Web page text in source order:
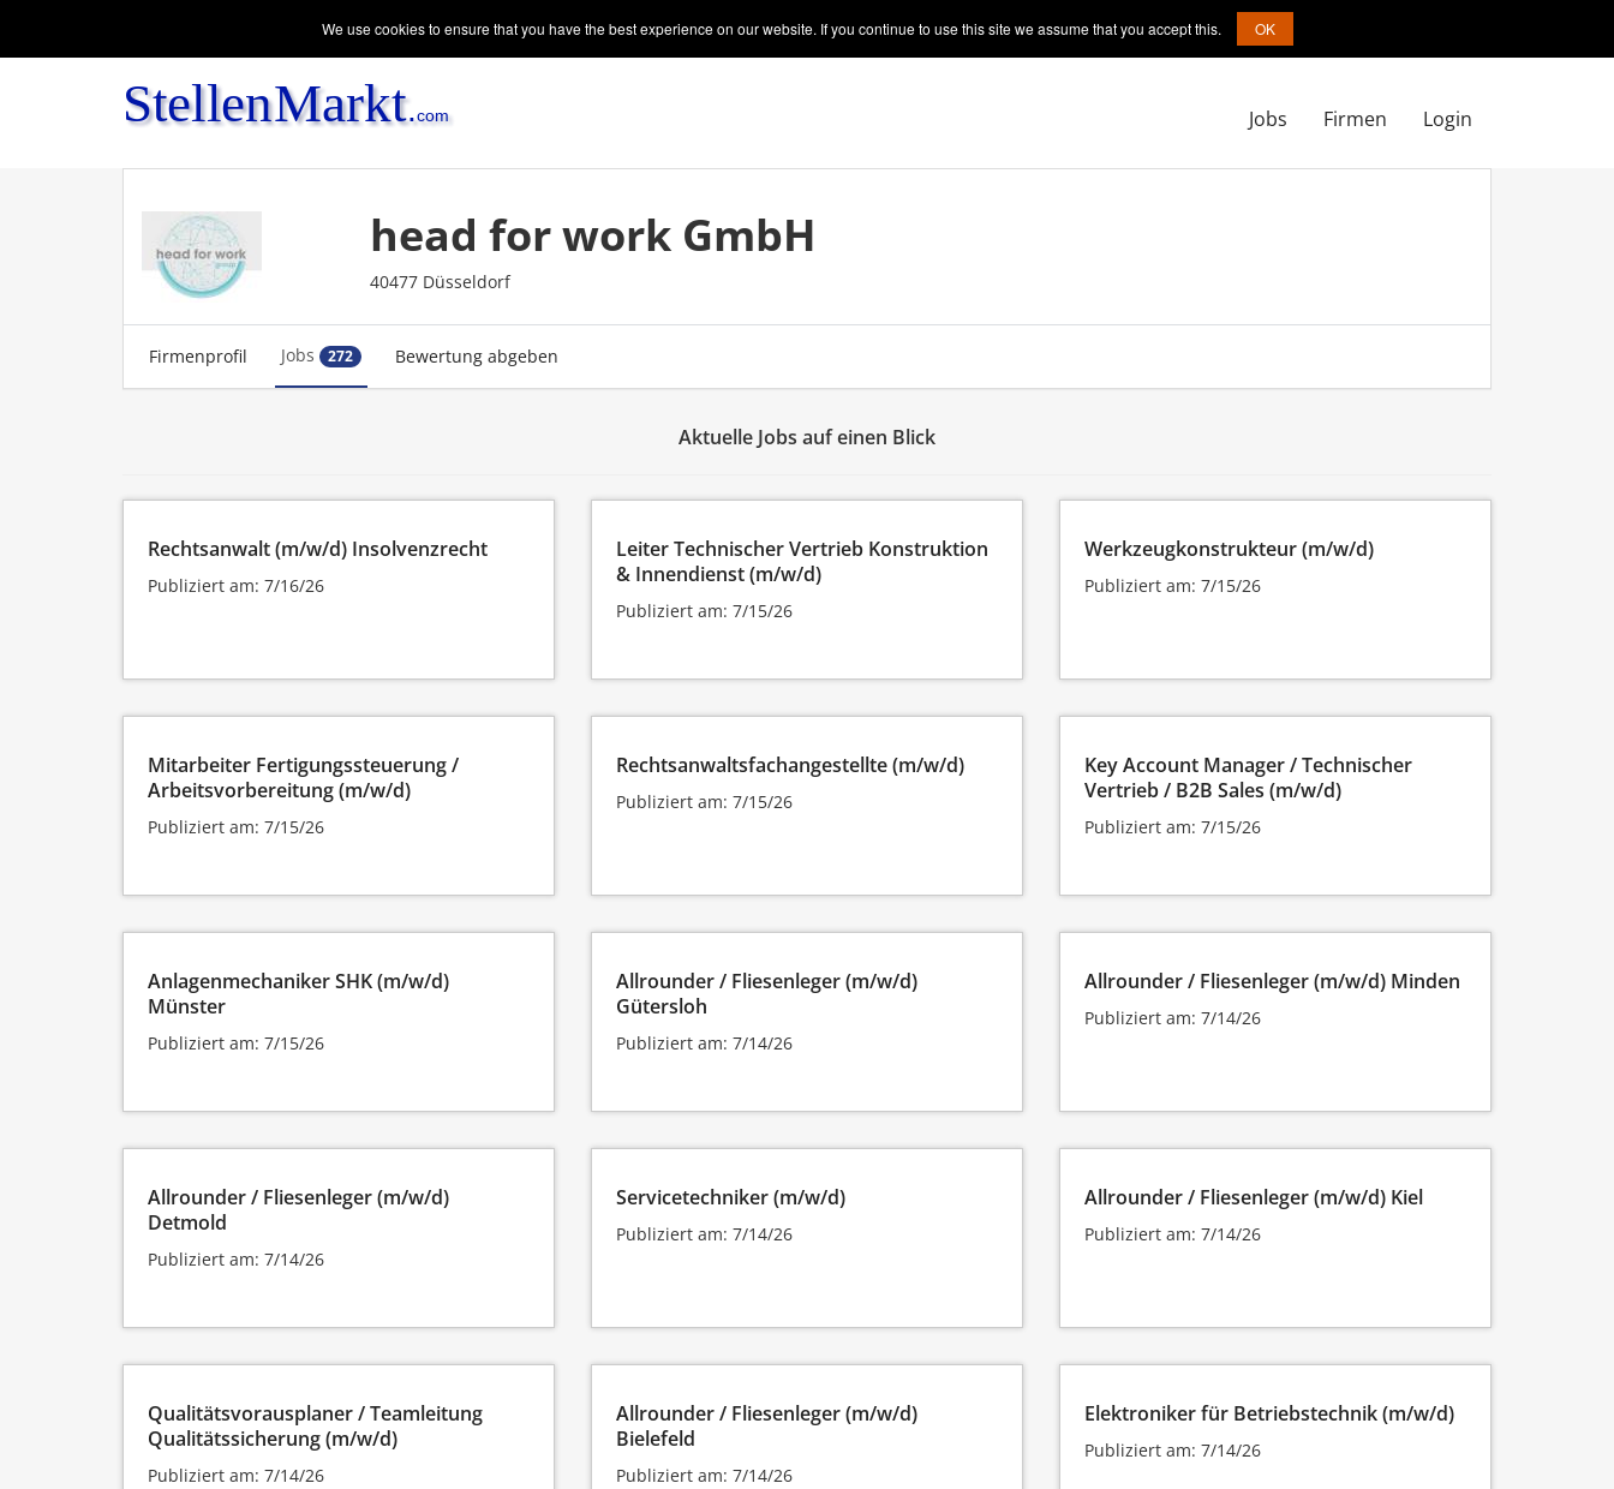
Login
Jobs Firmen
head for work GmbH
40477 Düsseldorf
Firmenprofil Jobs 272 Bewertung abgeben
Aktuelle Jobs auf einen Blick
Rechtsanwalt (m/w/d) Insolvenzrecht
Publiziert am: 7/16/26
Leiter Technischer Vertrieb Konstruktion
& Innendienst (m/w/d)
Publiziert am: 7/15/26
Werkzeugkonstrukteur (m/w/d)
Publiziert am: 7/15/26
Mitarbeiter Fertigungssteuerung /
Arbeitsvorbereitung (m/w/d)
Publiziert am: 7/15/26
Rechtsanwaltsfachangestellte (m/w/d)
Publiziert am: 7/15/26
Key Account Manager / Technischer
Vertrieb / B2B Sales (m/w/d)
Publiziert am: 7/15/26
Anlagenmechaniker SHK (m/w/d)
Münster
Publiziert am: 7/15/26
Allrounder / Fliesenleger (m/w/d)
Gütersloh
Publiziert am: 7/14/26
Allrounder / Fliesenleger (m/w/d) Minden
Publiziert am: 7/14/26
Allrounder / Fliesenleger (m/w/d)
Detmold
Publiziert am: 7/14/26
Servicetechniker (m/w/d)
Publiziert am: 7/14/26
Allrounder / Fliesenleger (m/w/d) Kiel
Publiziert am: 7/14/26
Qualitätsvorausplaner / Teamleitung
Qualitätssicherung (m/w/d)
Publiziert am: 7/14/26
Allrounder / Fliesenleger (m/w/d)
Bielefeld
Publiziert am: 7/14/26
Elektroniker für Betriebstechnik (m/w/d)
Publiziert am: 7/14/26
We use cookies to ensure that you have the best experience on our website. If you continue to use this site we assume that you accept this. OK